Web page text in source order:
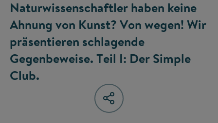
Naturwissenschaftler haben keine
Ahnung von Kunst? Von wegen! Wir
präsentieren schlagende
Gegenbeweise. Teil I: Der Simple
Club.